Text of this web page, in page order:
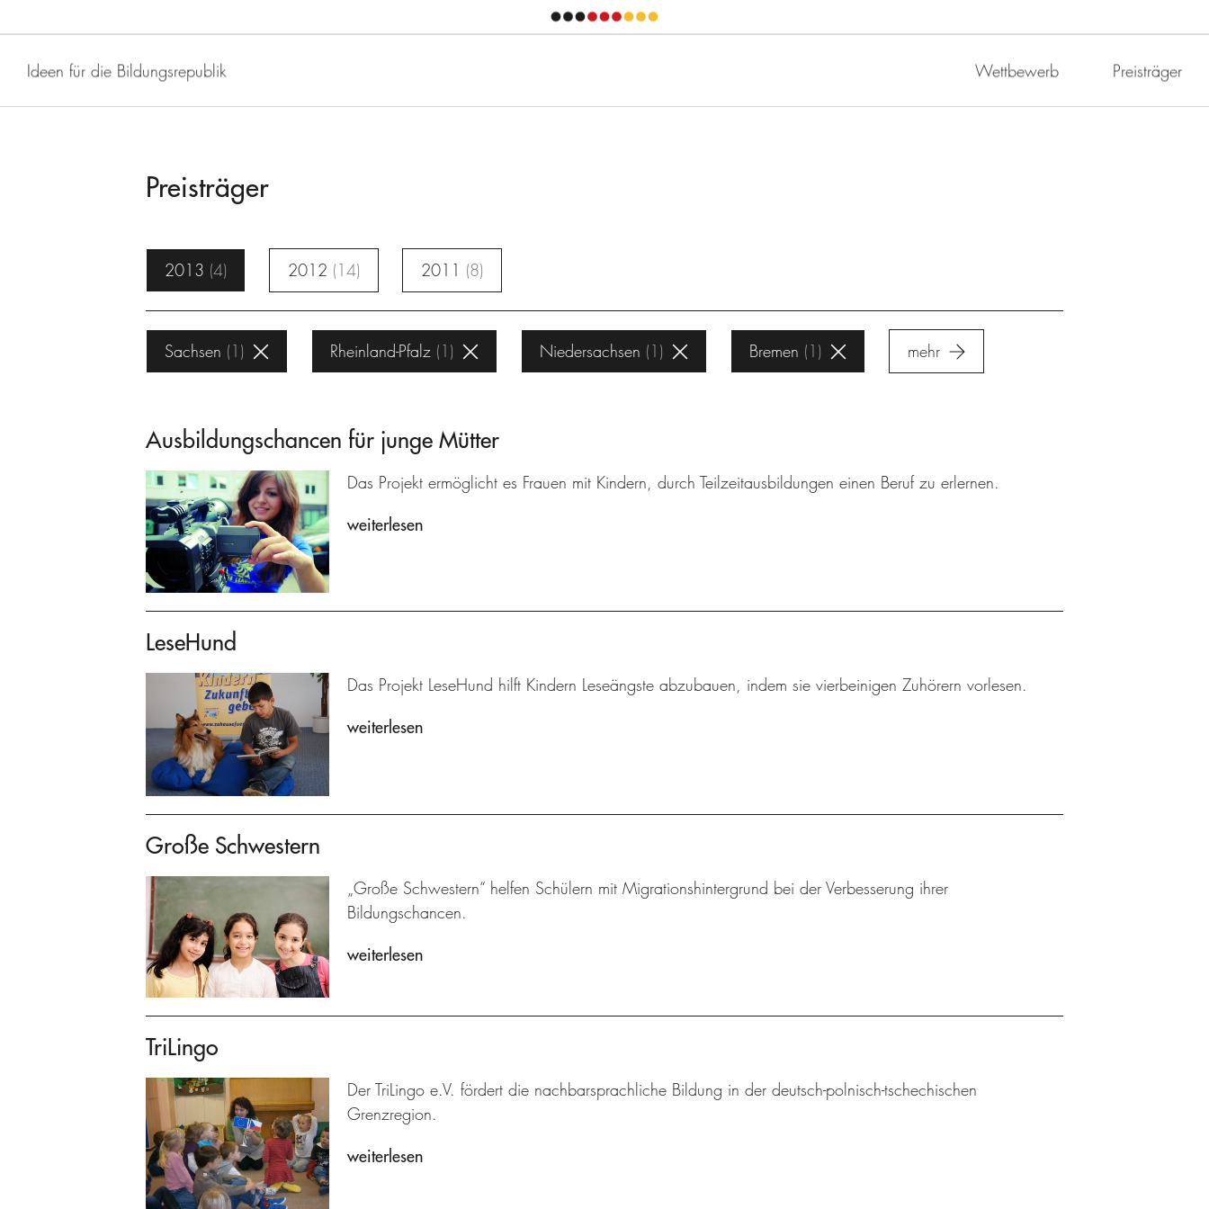
Ideen für die Bildungsrepublik Wettbewerb Preisträger
Preisträger
2013 4 2012 14 2011 8
Sachsen 1 Rheinland-Pfalz 1 Niedersachsen 1 Bremen 1 mehr
Ausbildungschancen für junge Mütter
Das Projekt ermöglicht es Frauen mit Kindern, durch Teilzeitausbildungen einen Beruf zu erlernen.
weiterlesen
LeseHund
Das Projekt LeseHund hilft Kindern Leseängste abzubauen, indem sie vierbeinigen Zuhörern vorlesen.
weiterlesen
Große Schwestern
„Große Schwestern“ helfen Schülern mit Migrationshintergrund bei der Verbesserung ihrer
Bildungschancen.
weiterlesen
TriLingo
Der TriLingo e.V. fördert die nachbarsprachliche Bildung in der deutsch-polnisch-tschechischen
Grenzregion.
weiterlesen